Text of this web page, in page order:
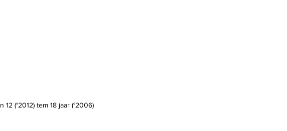
12 (°2012) tem 18 jaar (°2006)